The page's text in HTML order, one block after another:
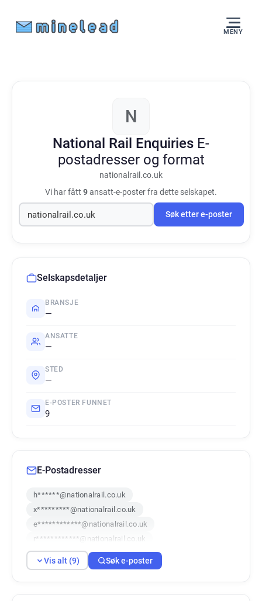
MENY
N
National Rail Enquiries E-
postadresser og format
nationalrail.co.uk
Vi har fått 9ansatt-e-poster fra dette selskapet.
Søk etter e-poster
Selskapsdetaljer
BRANSJE
—
ANSATTE
—
STED
—
E-POSTER FUNNET
9
E-Postadresser
h******@nationalrail.co.uk
x*********@nationalrail.co.uk
e************@nationalrail.co.uk
r************@nationalrail.co.uk
m***********@nationalrail.co.uk
h************@nationalrail.co.uk
Vis alt (9) Søk e-poster